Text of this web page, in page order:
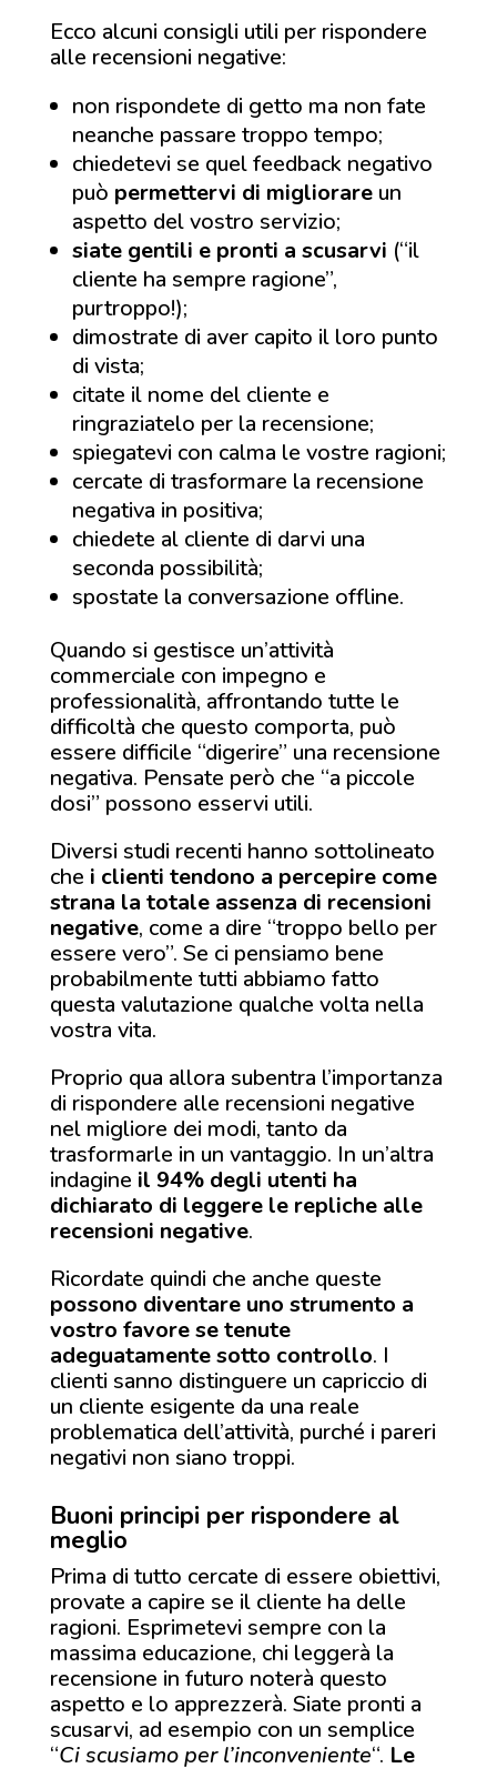
Ecco alcuni consigli utili per rispondere
alle recensioni negative:
non rispondete di getto ma non fate
neanche passare troppo tempo;
chiedetevi se quel feedback negativo
può permettervi di migliorareun
aspetto del vostro servizio;
siate gentili e pronti a scusarvi (“il
cliente ha sempre ragione”,
purtroppo!);
dimostrate di aver capito il loro punto
di vista;
citate il nome del cliente e
ringraziatelo per la recensione;
spiegatevi con calma le vostre ragioni;
cercate di trasformare la recensione
negativa in positiva;
chiedete al cliente di darvi una
seconda possibilità;
spostate la conversazione offline.
Quando si gestisce un’attività
commerciale con impegno e
professionalità, affrontando tutte le
difficoltà che questo comporta, può
essere difficile “digerire” una recensione
negativa. Pensate però che “a piccole
dosi” possono esservi utili.
Diversi studi recenti hanno sottolineato
che i clienti tendono a percepire come
strana la totale assenza di recensioni
negative, come a dire “troppo bello per
essere vero”. Se ci pensiamo bene
probabilmente tutti abbiamo fatto
questa valutazione qualche volta nella
vostra vita.
Proprio qua allora subentra l’importanza
di rispondere alle recensioni negative
nel migliore dei modi, tanto da
trasformarle in un vantaggio. In un’altra
indagine il 94% degli utenti ha
dichiarato di leggere le repliche alle
recensioni negative.
Ricordate quindi che anche queste
possono diventare uno strumento a
vostro favore se tenute
adeguatamente sotto controllo. I
clienti sanno distinguere un capriccio di
un cliente esigente da una reale
problematica dell’attività, purché i pareri
negativi non siano troppi.
Buoni principi per rispondere al
meglio
Prima di tutto cercate di essere obiettivi,
provate a capire se il cliente ha delle
ragioni. Esprimetevi sempre con la
massima educazione, chi leggerà la
recensione in futuro noterà questo
aspetto e lo apprezzerà. Siate pronti a
scusarvi, ad esempio con un semplice
“Ci scusiamo per l’inconveniente“. Le